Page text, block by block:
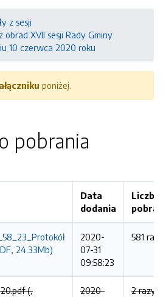
z sesji
obrad XVII sesji Rady Gminy
10 czerwca 2020 roku
poniżej.
pobrania
Data
dodania
Liczba
pobrań
24.33Mb)
2020-
07-31
09:58:23
581 razy
(,
2020-
2 razy